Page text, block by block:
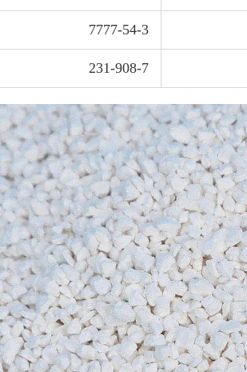
7777-54-3
231-908-7